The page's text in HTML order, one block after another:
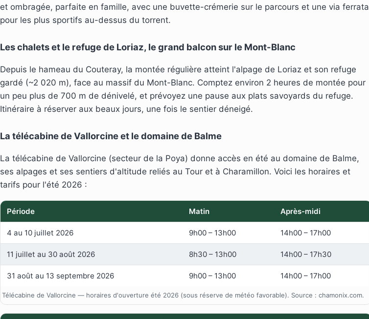
et ombragée, parfaite en famille, avec une buvette-crémerie sur le parcours et une via ferrata
pour les plus sportifs au-dessus du torrent.
Les chalets et le refuge de Loriaz, le grand balcon sur le Mont-Blanc
Depuis le hameau du Couteray, la montée régulière atteint l'alpage de Loriaz et son refuge
gardé (~2 020 m), face au massif du Mont-Blanc. Comptez environ 2 heures de montée pour
un peu plus de 700 m de dénivelé, et prévoyez une pause aux plats savoyards du refuge.
Itinéraire à réserver aux beaux jours, une fois le sentier déneigé.
La télécabine de Vallorcine et le domaine de Balme
La télécabine de Vallorcine (secteur de la Poya) donne accès en été au domaine de Balme,
ses alpages et ses sentiers d'altitude reliés au Tour et à Charamillon. Voici les horaires et
tarifs pour l'été 2026 :
Télécabine de Vallorcine — horaires d'ouverture été 2026 (sous réserve de météo favorable). Source : chamonix.com.
Période Matin Après-midi
4 au 10 juillet 2026 9h00 – 13h00 14h00 – 17h00
11 juillet au 30 août 2026 8h30 – 13h00 14h00 – 17h30
31 août au 13 septembre 2026 9h00 – 13h00 14h00 – 17h00